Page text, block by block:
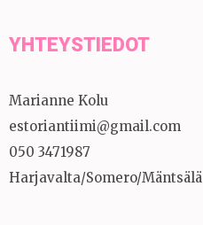
YHTEYSTIEDOT
Marianne Kolu
estoriantiimi@gmail.com
050 3471987
Harjavalta/Somero/Mäntsälä